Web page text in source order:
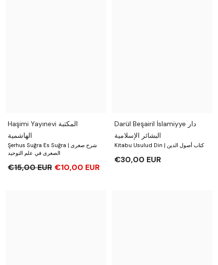
Haşimi Yayınevi المكتبة
الهاشمية
Şerhus Suğra Es Suğra | شرح صغرى
الصغرى في علم التوحيد
€15,00 EUR €10,00 EUR
Darül Beşairil İslamiyye دار
البشائر الإسلامية
Kitabu Usulud Din | كتاب أصول الدين
€30,00 EUR